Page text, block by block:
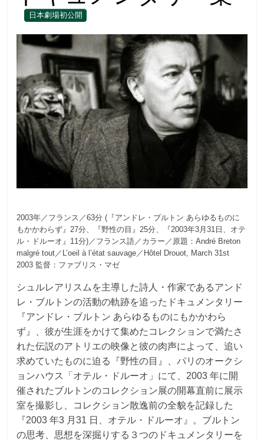
日本劇場初公開
2003年／フランス／63分 (『アンドレ・ブルトン あらゆるものに
もかかわらず』27分、『野性の目』25分、『2003年3月31日、オテ
ル・ドルーオ』11分)／フランス語／カラー／原題：André Breton
malgré tout／L’oeil à l’état sauvage／Hôtel Drouot, March 31st
2003 監督：ファブリス・マゼ
シュルレアリスムを主導した詩人・作家であるアンド
レ・ブルトンの活動の軌跡を追ったドキュメンタリー
『アンドレ・ブルトン あらゆるものにもかかわら
ず』、彼が生涯をかけて集めたコレクションで満たさ
れた伝説のアトリエの映像と彼の肉声によって、追い
求めていたものに迫る『野性の目』、パリのオークシ
ョンハウス「オテル・ドルーオ」にて、2003 年に開
催されたブルトンのコレクション展の開幕直前に展示
室を撮影し、コレクション散逸前の全貌を記録した
『2003 年3 月31 日、オテル・ドルーオ』。ブルトン
の思考、思想を深掘りする３つのドキュメンタリーを